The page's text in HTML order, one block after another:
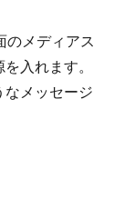
のメディアス
入れます。
なメッセージ